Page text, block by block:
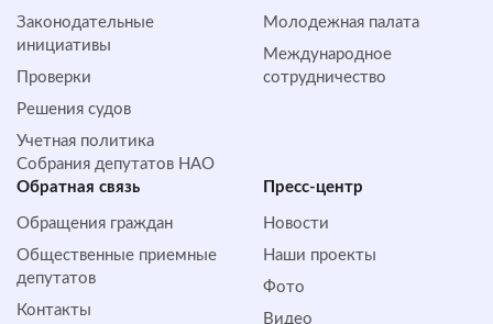
Законодательные
инициативы
Проверки
Решения судов
Учетная политика
Собрания депутатов НАО
Молодежная палата
Международное
сотрудничество
Обратная cвязь
Обращения граждан
Общественные приемные
депутатов
Контакты
Пресс-центр
Новости
Наши проекты
Фото
Видео